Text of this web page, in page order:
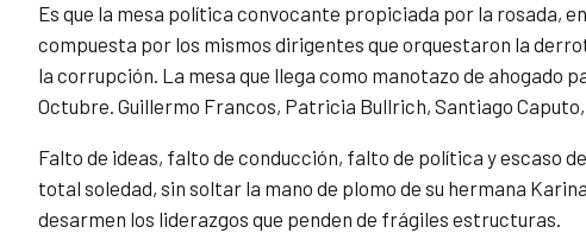
Es que la mesa política convocante propiciada por la rosada,
compuesta por los mismos dirigentes que orquestaron la
la corrupción. La mesa que llega como manotazo de ahogado
Octubre. Guillermo Francos, Patricia Bullrich, Santiago
Falto de ideas, falto de conducción, falto de política y escaso
total soledad, sin soltar la mano de plomo de su hermana
desarmen los liderazgos que penden de frágiles estructuras.